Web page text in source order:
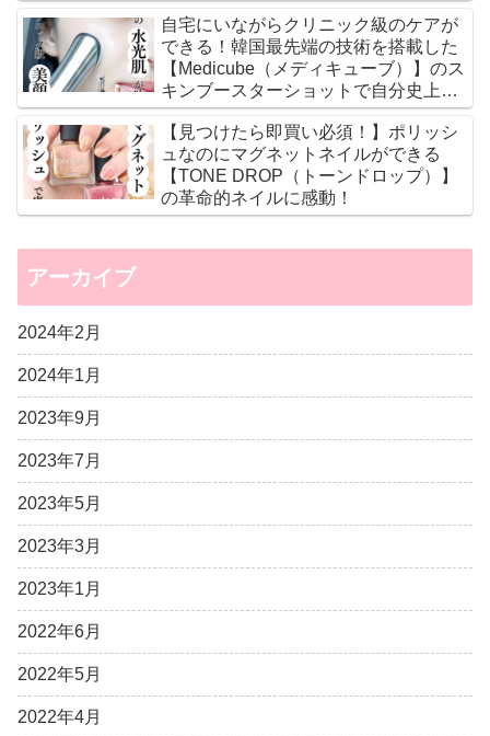
自宅にいながらクリニック級のケアが
できる！韓国最先端の技術を搭載した
【Medicube（メディキューブ）】のス
キンブースターショットで自分史上最
高のツヤ肌に♡
【見つけたら即買い必須！】ポリッシ
ュなのにマグネットネイルができる
【TONE DROP（トーンドロップ）】
の革命的ネイルに感動！
アーカイブ
2024年2月
2024年1月
2023年9月
2023年7月
2023年5月
2023年3月
2023年1月
2022年6月
2022年5月
2022年4月